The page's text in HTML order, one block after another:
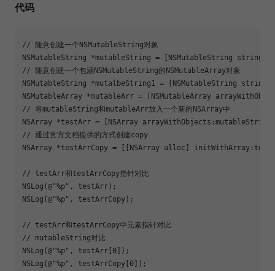
代码
// 随意创建一个NSMutableString对象
NSMutableString *mutableString = [NSMutableString
// 随意创建一个包涵NSMutableString的NSMutableArray对象
NSMutableString *mutalbeString1 = [NSMutableString
NSMutableArray *mutableArr = [NSMutableArray
// 将mutableString和mutableArr放入一个新的NSArray中
NSArray *testArr = [NSArray
// 通过官方文档提供的方式创建copy
NSArray *testArrCopy = [[NSArray alloc]
// testArr和testArrCopy指针对比
NSLog(@"%p", testArr);
NSLog(@"%p", testArrCopy);
// testArr和testArrCopy中元素指针对比
// mutableString对比
NSLog(@"%p", testArr[0]);
NSLog(@"%p", testArrCopy[0]);